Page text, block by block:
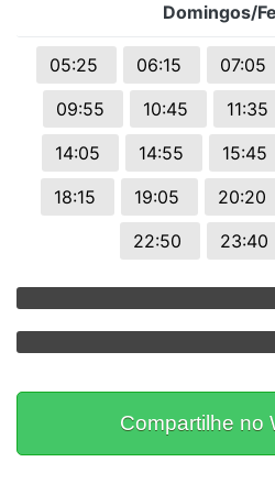
Domingos/
05:25 06:15 07:05
09:55
10:45 11:35
14:05
14:55 15:45
18:15
19:05 20:20
22:50
23:40
Compartilhe no